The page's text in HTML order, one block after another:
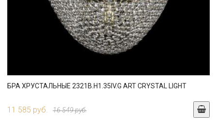
БРА ХРУСТАЛЬНЫЕ 2321B.H1.35IV.G ART CRYSTAL LIGHT
11 585 руб. 16 549 руб.